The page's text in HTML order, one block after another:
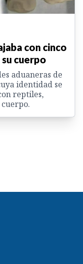
con cinco
cuerpo
aduaneras de
identidad se
reptiles,